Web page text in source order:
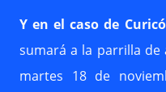
Y en el caso de
sumará a la parrilla de
martes 18 de